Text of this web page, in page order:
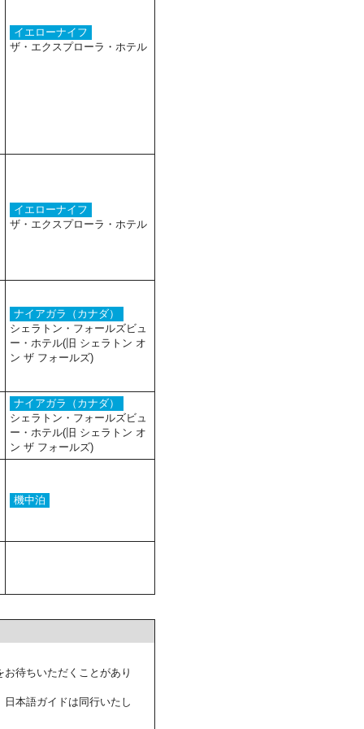
イエローナイフ
ザ・エクスプローラ・ホテル
イエローナイフ
ザ・エクスプローラ・ホテル
ナイアガラ（カナダ）
シェラトン・フォールズビュ
ー・ホテル(旧 シェラトン オ
ン ザ フォールズ)
ナイアガラ（カナダ）
シェラトン・フォールズビュ
ー・ホテル(旧 シェラトン オ
ン ザ フォールズ)
機中泊
待ちいただくことがあり
本語ガイドは同行いたし